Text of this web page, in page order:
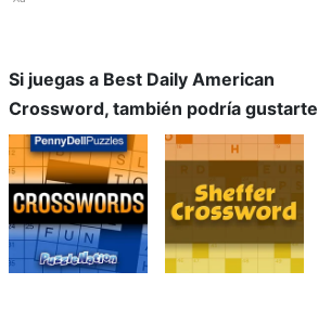
Si juegas a Best Daily American
Crossword, también podría